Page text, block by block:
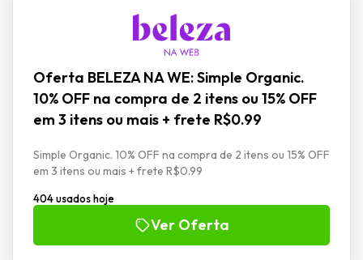
Oferta BELEZA NA WE: Simple Organic.
10% OFF na compra de 2 itens ou 15% OFF
em 3 itens ou mais + frete R$0.99
Simple Organic. 10% OFF na compra de 2 itens ou 15% OFF
em 3 itens ou mais + frete R$0.99
404 usados hoje
Ver Oferta